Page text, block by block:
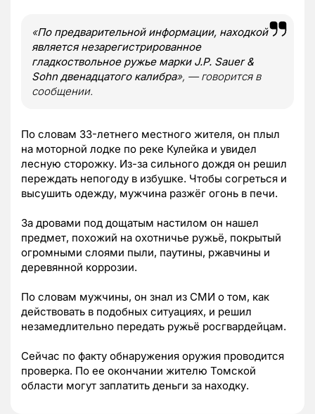
«По предварительной информации, находкой
является незарегистрированное
гладкоствольное ружье марки J.P. Sauer &
Sohn двенадцатого калибра», — говорится в
сообщении.
По словам 33-летнего местного жителя, он плыл
на моторной лодке по реке Кулейка и увидел
лесную сторожку. Из-за сильного дождя он решил
переждать непогоду в избушке. Чтобы согреться и
высушить одежду, мужчина разжёг огонь в печи.
За дровами под дощатым настилом он нашел
предмет, похожий на охотничье ружьё, покрытый
огромными слоями пыли, паутины, ржавчины и
деревянной коррозии.
По словам мужчины, он знал из СМИ о том, как
действовать в подобных ситуациях, и решил
незамедлительно передать ружьё росгвардейцам.
Сейчас по факту обнаружения оружия проводится
проверка. По ее окончании жителю Томской
области могут заплатить деньги за находку.